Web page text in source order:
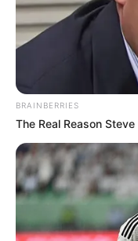
Japan's Greatest
Age: Just Stop
BRAINBERRIES
The Real Reason